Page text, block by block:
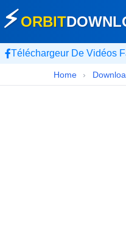
⚡ORBIT
Téléchargeur De Vidéos
Home ›